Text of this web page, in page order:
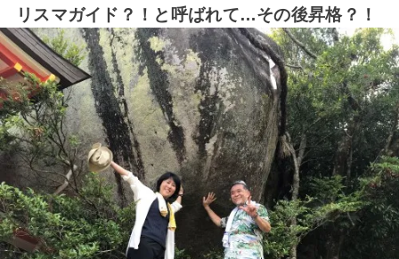
リスマガイド？！と呼ばれて…その後昇格？！